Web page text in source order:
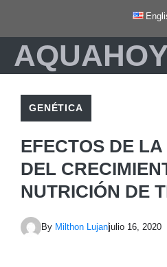
contenido
GENÉTICA
EFECTOS DE
DEL
NUTRICIÓN DE
By Milthon Lujanjulio 16, 2020